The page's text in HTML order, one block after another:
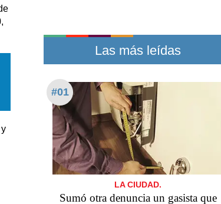
Las más leídas
#01
LA CIUDAD.
Sumó otra denuncia un gasista que